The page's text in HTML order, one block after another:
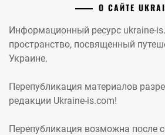
О САЙТЕ
Информационный ресурс ukraine-
пространство, посвященный
Украине.
Перепубликация материалов
редакции Ukraine-is.com!
Перепубликация возможна после